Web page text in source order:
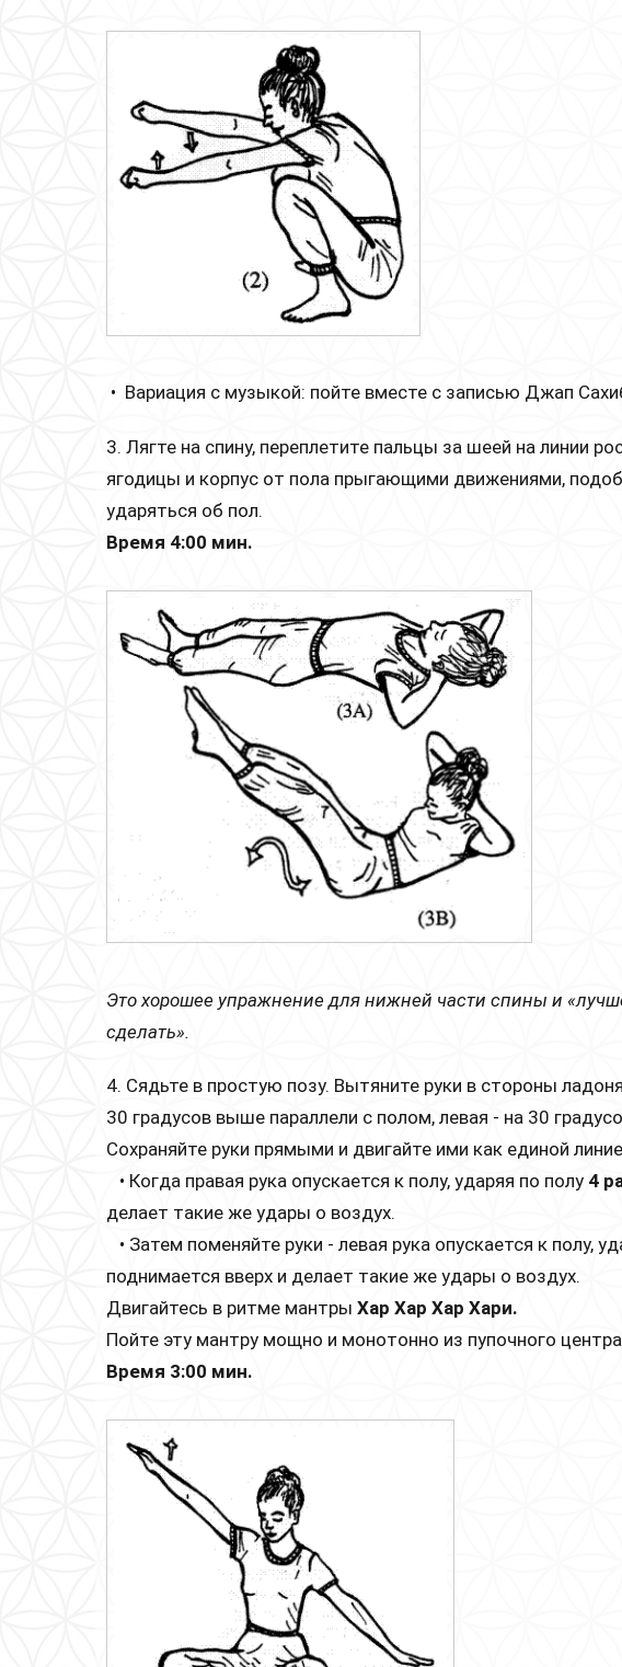
• Вариация с музыкой: пойте вместе с записью Джап
3. Лягте на спину, переплетите пальцы за шеей на линии
ягодицы и корпус от пола прыгающими движениями,
ударяться об пол.
Время 4:00 мин.
Это хорошее упражнение для нижней части спины и
сделать».
4. Сядьте в простую позу. Вытяните руки в стороны
30 градусов выше параллели с полом, левая - на 30
Сохраняйте руки прямыми и двигайте ими как единой
• Когда правая рука опускается к полу, ударяя по полу 4
делает такие же удары о воздух.
• Затем поменяйте руки - левая рука опускается к полу,
поднимается вверх и делает такие же удары о воздух.
Двигайтесь в ритме мантры Хар Хар Хар Хари.
Пойте эту мантру мощно и монотонно из пупочного
Время 3:00 мин.